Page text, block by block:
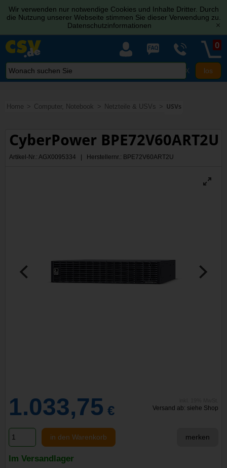
Wir verwenden nur notwendige Cookies und Inhalte Dritter. Durch
die Nutzung unserer Webseite stimmen Sie dieser Verwendung zu.
Datenschutzinformationen
[x]
X
0
Home Computer, Notebook Netzteile & USVs USVs
CyberPower BPE72V60ART2U
Artikel-Nr.: AGX0095334 | Herstellernr.: BPE72V60ART2U
1.033,75 € Versand ab: siehe Shop
in den Warenkorb merken
Im Versandlager